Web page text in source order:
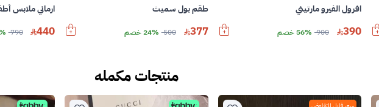
افرول الفيرو مارتيني
390
900 56% خصم
طقم بول سميث
377
500 24% خصم
ارماني ملابس
440
790
منتجات مكمله